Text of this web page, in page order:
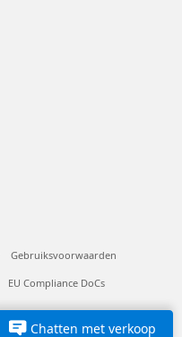
Chatten met verkoop
Gebruiksvoorwaarden
EU Compliance DoCs